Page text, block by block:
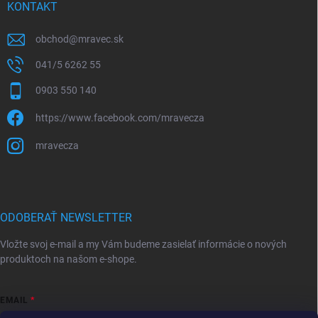
KONTAKT
obchod@mravec.sk
041/5 6262 55
0903 550 140
https://www.facebook.com/mravecza
mravecza
ODOBERAŤ NEWSLETTER
Vložte svoj e-mail a my Vám budeme zasielať informácie o nových
produktoch na našom e-shope.
EMAIL